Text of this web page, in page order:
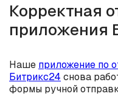
Корректная
приложения
Наше приложение по
Битрикс24 снова
формы ручной